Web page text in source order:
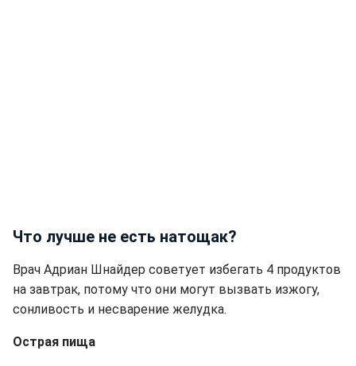
Что лучше не есть натощак?
Врач Адриан Шнайдер советует избегать 4 продуктов
на завтрак, потому что они могут вызвать изжогу,
сонливость и несварение желудка.
Острая пища